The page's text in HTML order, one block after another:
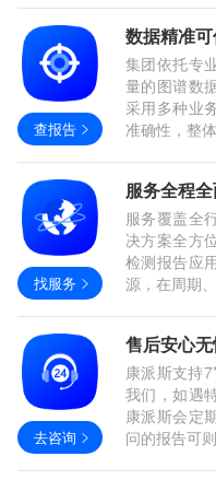
查报告
数据精准
集团依托专
量的图谱数
采用多种业
准确性，整
找服务
服务全程
服务覆盖全
决方案全方
检测报告应
源，在周期
去咨询
售后安心
康派斯支持
我们，如遇
康派斯会定
问的报告可